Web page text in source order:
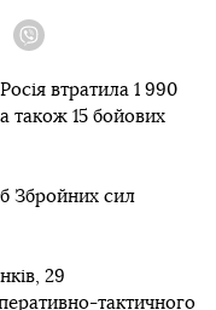
втратила 1 990
також 15 бойових
Збройних сил
29
тактичного